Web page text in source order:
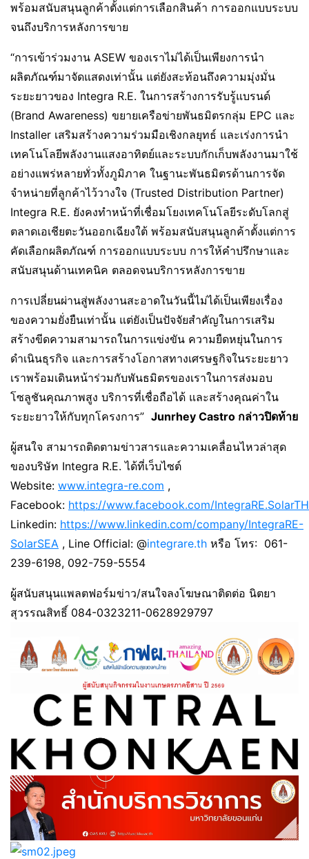
พร้อมสนับสนุนลูกค้าตั้งแต่การเลือกสินค้า การออกแบบระบบ
จนถึงบริการหลังการขาย
“การเข้าร่วมงาน ASEW ของเราไม่ได้เป็นเพียงการนำ
ผลิตภัณฑ์มาจัดแสดงเท่านั้น แต่ยังสะท้อนถึงความมุ่งมั่น
ระยะยาวของ Integra R.E. ในการสร้างการรับรู้แบรนด์
(Brand Awareness) ขยายเครือข่ายพันธมิตรกลุ่ม EPC และ
Installer เสริมสร้างความร่วมมือเชิงกลยุทธ์ และเร่งการนำ
เทคโนโลยีพลังงานแสงอาทิตย์และระบบกักเก็บพลังงานมาใช้
อย่างแพร่หลายทั่วทั้งภูมิภาค ในฐานะพันธมิตรด้านการจัด
จำหน่ายที่ลูกค้าไว้วางใจ (Trusted Distribution Partner)
Integra R.E. ยังคงทำหน้าที่เชื่อมโยงเทคโนโลยีระดับโลกสู่
ตลาดเอเชียตะวันออกเฉียงใต้ พร้อมสนับสนุนลูกค้าตั้งแต่การ
คัดเลือกผลิตภัณฑ์ การออกแบบระบบ การให้คำปรึกษาและ
สนับสนุนด้านเทคนิค ตลอดจนบริการหลังการขาย
การเปลี่ยนผ่านสู่พลังงานสะอาดในวันนี้ไม่ได้เป็นเพียงเรื่อง
ของความยั่งยืนเท่านั้น แต่ยังเป็นปัจจัยสำคัญในการเสริม
สร้างขีดความสามารถในการแข่งขัน ความยืดหยุ่นในการ
ดำเนินธุรกิจ และการสร้างโอกาสทางเศรษฐกิจในระยะยาว
เราพร้อมเดินหน้าร่วมกับพันธมิตรของเราในการส่งมอบ
โซลูชันคุณภาพสูง บริการที่เชื่อถือได้ และสร้างคุณค่าใน
ระยะยาวให้กับทุกโครงการ” Junrhey Castro กล่าวปิดท้าย
ผู้สนใจ สามารถติดตามข่าวสารและความเคลื่อนไหวล่าสุด
ของบริษัท Integra R.E. ได้ที่เว็บไซต์
Website: www.integra-re.com ,
Facebook: https://www.facebook.com/IntegraRE.SolarTH
Linkedin: https://www.linkedin.com/company/IntegraRE-
SolarSEA , Line Official: @integrare.th หรือ โทร: 061-
239-6198, 092-759-5554
ผู้สนับสนุนแพลตฟอร์มข่าว/สนใจลงโฆษณาติดต่อ นิตยา
สุวรรณสิทธิ์ 084-0323211-0628929797